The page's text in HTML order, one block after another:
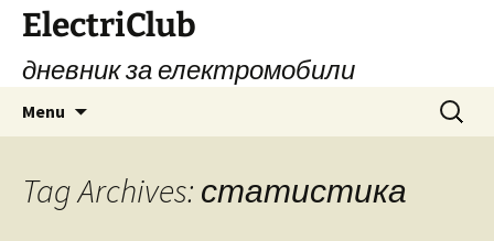
Skip
content
ElectriClub
дневник за електромобили
Menu
Search
for:
Tag Archives: статистика